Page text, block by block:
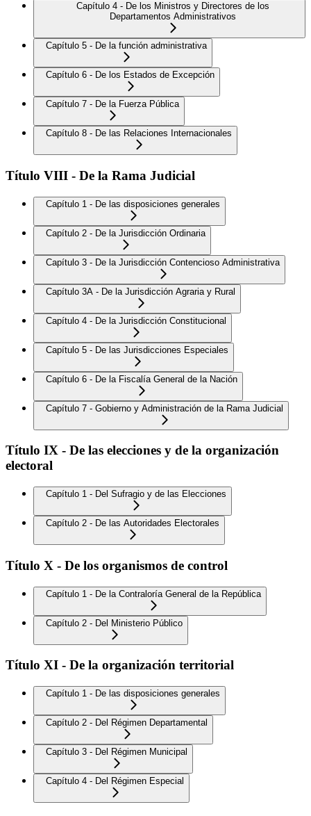
Capítulo 4 - De los Ministros y Directores de los
Departamentos Administrativos
Capítulo 5 - De la función administrativa
Capítulo 6 - De los Estados de Excepción
Capítulo 7 - De la Fuerza Pública
Capítulo 8 - De las Relaciones Internacionales
Título VIII - De la Rama Judicial
Capítulo 1 - De las disposiciones generales
Capítulo 2 - De la Jurisdicción Ordinaria
Capítulo 3 - De la Jurisdicción Contencioso Administrativa
Capítulo 3A - De la Jurisdicción Agraria y Rural
Capítulo 4 - De la Jurisdicción Constitucional
Capítulo 5 - De las Jurisdicciones Especiales
Capítulo 6 - De la Fiscalía General de la Nación
Capítulo 7 - Gobierno y Administración de la Rama Judicial
Título IX - De las elecciones y de la organización
electoral
Capítulo 1 - Del Sufragio y de las Elecciones
Capítulo 2 - De las Autoridades Electorales
Título X - De los organismos de control
Capítulo 1 - De la Contraloría General de la República
Capítulo 2 - Del Ministerio Público
Título XI - De la organización territorial
Capítulo 1 - De las disposiciones generales
Capítulo 2 - Del Régimen Departamental
Capítulo 3 - Del Régimen Municipal
Capítulo 4 - Del Régimen Especial